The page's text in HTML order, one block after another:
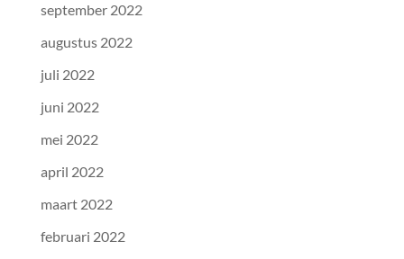
september 2022
augustus 2022
juli 2022
juni 2022
mei 2022
april 2022
maart 2022
februari 2022